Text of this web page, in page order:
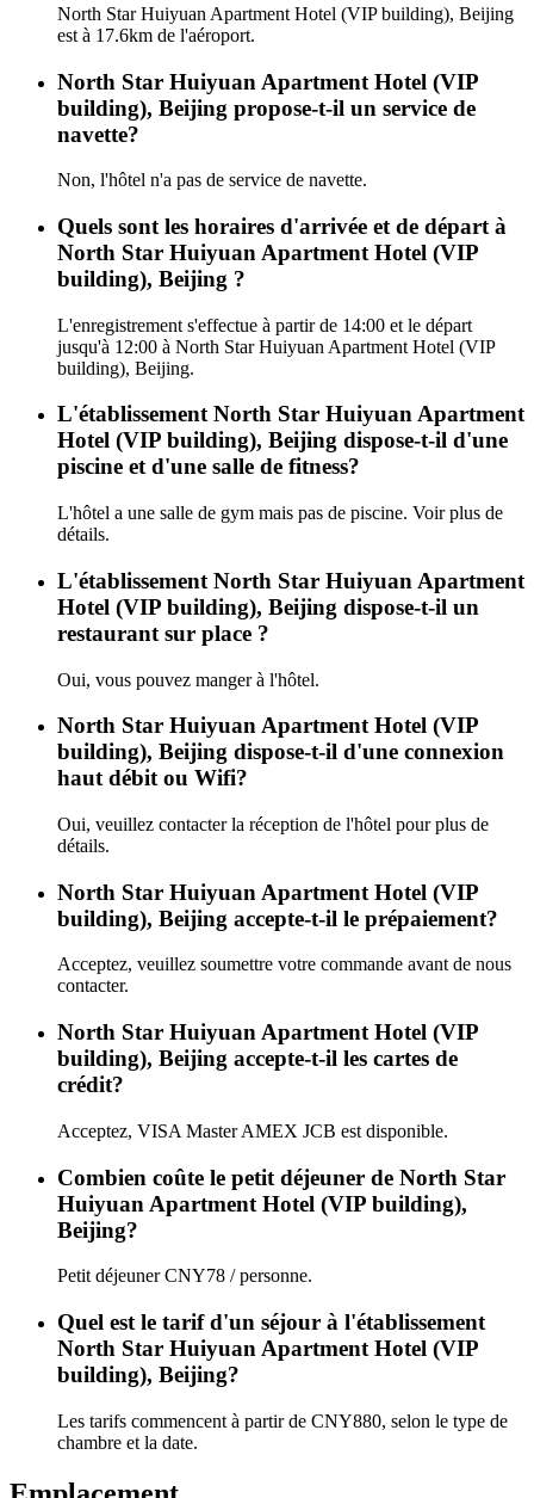
North Star Huiyuan Apartment Hotel (VIP building), Beijing
est à 17.6km de l'aéroport.
North Star Huiyuan Apartment Hotel (VIP
building), Beijing propose-t-il un service de
navette?
Non, l'hôtel n'a pas de service de navette.
Quels sont les horaires d'arrivée et de départ à
North Star Huiyuan Apartment Hotel (VIP
building), Beijing ?
L'enregistrement s'effectue à partir de 14:00 et le départ
jusqu'à 12:00 à North Star Huiyuan Apartment Hotel (VIP
building), Beijing.
L'établissement North Star Huiyuan Apartment
Hotel (VIP building), Beijing dispose-t-il d'une
piscine et d'une salle de fitness?
L'hôtel a une salle de gym mais pas de piscine. Voir plus de
détails.
L'établissement North Star Huiyuan Apartment
Hotel (VIP building), Beijing dispose-t-il un
restaurant sur place ?
Oui, vous pouvez manger à l'hôtel.
North Star Huiyuan Apartment Hotel (VIP
building), Beijing dispose-t-il d'une connexion
haut débit ou Wifi?
Oui, veuillez contacter la réception de l'hôtel pour plus de
détails.
North Star Huiyuan Apartment Hotel (VIP
building), Beijing accepte-t-il le prépaiement?
Acceptez, veuillez soumettre votre commande avant de nous
contacter.
North Star Huiyuan Apartment Hotel (VIP
building), Beijing accepte-t-il les cartes de
crédit?
Acceptez, VISA Master AMEX JCB est disponible.
Combien coûte le petit déjeuner de North Star
Huiyuan Apartment Hotel (VIP building),
Beijing?
Petit déjeuner CNY78 / personne.
Quel est le tarif d'un séjour à l'établissement
North Star Huiyuan Apartment Hotel (VIP
building), Beijing?
Les tarifs commencent à partir de CNY880, selon le type de
chambre et la date.